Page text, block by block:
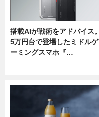
搭載AIが戦術をアドバイス。
5万円台で登場したミドルゲ
ーミングスマホ『…